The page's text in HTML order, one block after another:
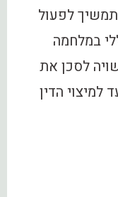
לפעול
במלחמה
לסכן את
למיצוי הדין